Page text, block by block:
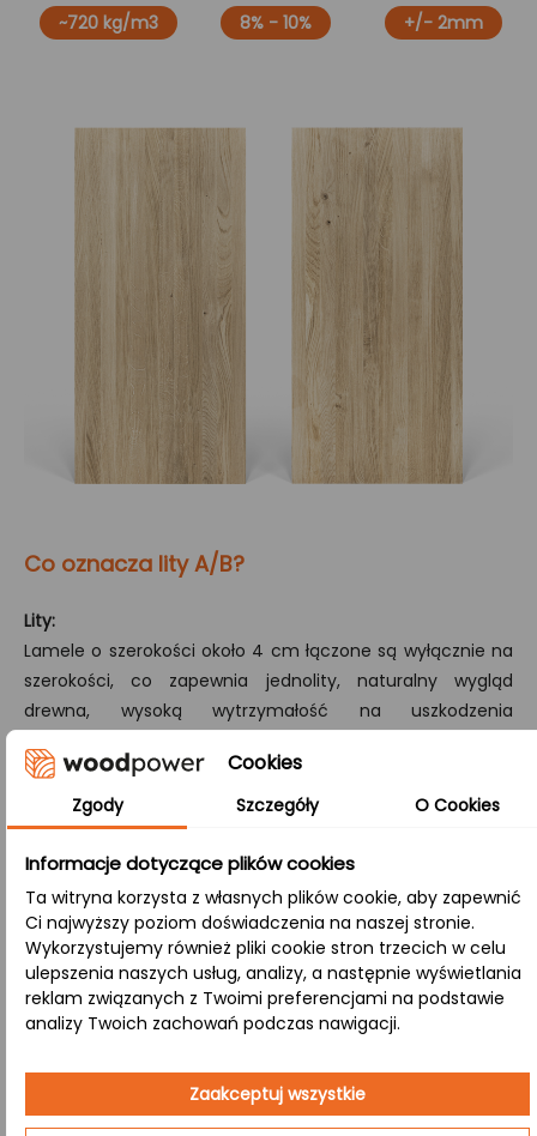
~720 kg/m3 8% - 10% +/- 2mm
Co oznacza lity A/B?
Lity:
Lamele o szerokości około 4 cm łączone są wyłącznie na
szerokości, co zapewnia jednolity, naturalny wygląd
drewna, wysoką wytrzymałość na uszkodzenia
Klasa, w której strona A (góra) prezentuje powierzchnię
bez sęków, a strona B (dół) eksponuje naturalne sęki,
różnorodną kolorystykę i subtelne przebarwienia.
Zastosowanie:
Biuro i przestrzenie komercyjne– Funkcjonalny i
profesjonalizm, tworząc inspirujące środowisko
do kreatywnej pracy.
Cookies
Zgody Szczegóły O Cookies
Informacje dotyczące plików cookies
Ta witryna korzysta z własnych plików cookie, aby zapewnić
Ci najwyższy poziom doświadczenia na naszej stronie.
Wykorzystujemy również pliki cookie stron trzecich w celu
ulepszenia naszych usług, analizy, a następnie wyświetlania
reklam związanych z Twoimi preferencjami na podstawie
analizy Twoich zachowań podczas nawigacji.
Zaakceptuj wszystkie